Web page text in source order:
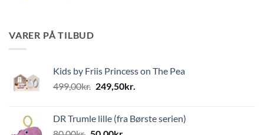
VARER PÅ TILBUD
Kids by Friis Princess on The Pea
499,00kr. Den
var:
249,50kr.
er:
DR Trumle lille (fra Børste serien)